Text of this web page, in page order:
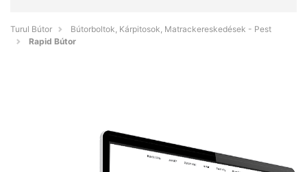
Turul Bútor
Bútorboltok, Kárpitosok, Matrackereskedések - Pest
Rapid Bútor